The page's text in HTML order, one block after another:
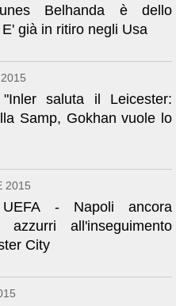
Belhanda è dello
già in ritiro negli Usa
saluta il Leicester:
Samp, Gokhan vuole lo
2015
UEFA - Napoli ancora
azzurri all'inseguimento
City